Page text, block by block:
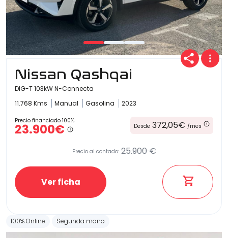
Nissan Qashqai
DIG-T 103kW N-Connecta
11.768 Kms
Manual Gasolina 2023
Precio financiado 100%
23.900€ Desde 372,05€ /mes
Precio al contado: 25.900 €
Ver ficha
100% Online Segunda mano